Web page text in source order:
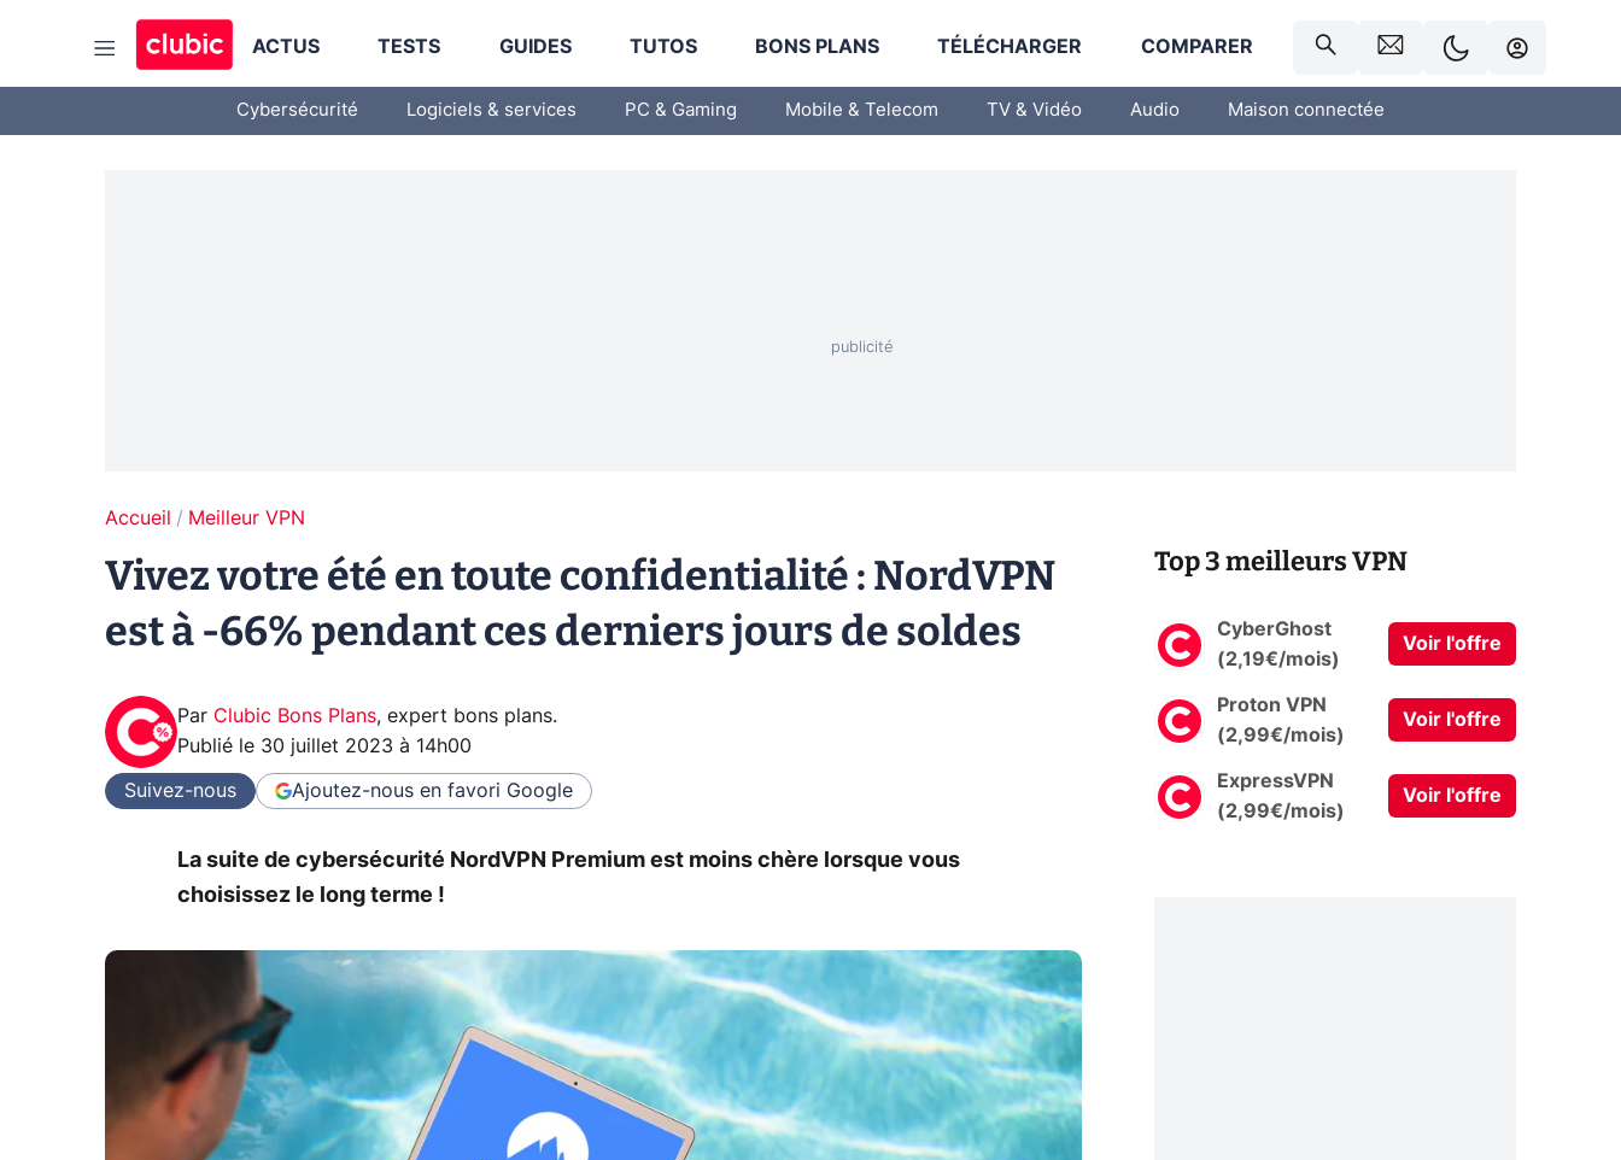
ACTUS TESTS GUIDES TUTOS BONS PLANS TÉLÉCHARGER COMPARER
Cybersécurité Logiciels & services PC & Gaming Mobile & Telecom TV & Vidéo Audio Maison connectée
Accueil Meilleur VPN
Vivez votre été en toute confidentialité : NordVPN
est à -66% pendant ces derniers jours de soldes
Par Clubic Bons Plans, expert bons plans.
Publié le 30 juillet 2023 à 14h00
Suivez-nous Ajoutez-nous en favori Google
La suite de cybersécurité NordVPN Premium est moins chère lorsque vous
choisissez le long terme !
Top 3 meilleurs VPN
CyberGhost
(2,19€/mois)
Voir l'offre
Proton VPN
(2,99€/mois)
Voir l'offre
ExpressVPN
(2,99€/mois)
Voir l'offre